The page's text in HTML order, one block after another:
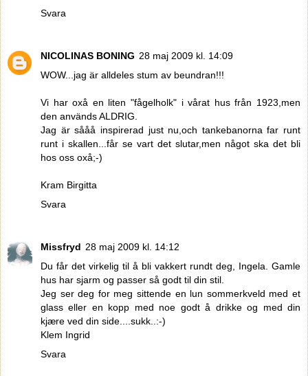
Svara
NICOLINAS BONING 28 maj 2009 kl. 14:09
WOW...jag är alldeles stum av beundran!!!
Vi har oxå en liten "fågelholk" i vårat hus från 1923,men
den används ALDRIG.
Jag är sååå inspirerad just nu,och tankebanorna far runt
runt i skallen...får se vart det slutar,men något ska det bli
hos oss oxå;-)
Kram Birgitta
Svara
Missfryd 28 maj 2009 kl. 14:12
Du får det virkelig til å bli vakkert rundt deg, Ingela. Gamle
hus har sjarm og passer så godt til din stil.
Jeg ser deg for meg sittende en lun sommerkveld med et
glass eller en kopp med noe godt å drikke og med din
kjære ved din side....sukk..:-)
Klem Ingrid
Svara